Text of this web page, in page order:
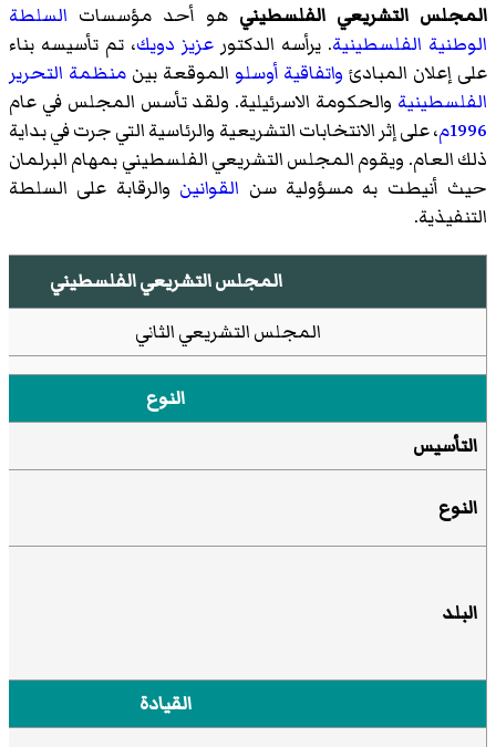
المجلس التشريعي الفلسطيني هو أحد مؤسسات السلطة
الوطنية الفلسطينية. يرأسه الدكتور عزيز دويك، تم تأسيسه بناء
على إعلان المبادئ واتفاقية أوسلو الموقعة بينمنظمة التحرير
الفلسطينية والحكومة الاسرئيلية. ولقد تأسس المجلس في عام
1996م ، على إثر الانتخابات التشريعية والرئاسية التي جرت في بداية
ذلك العام. ويقوم المجلس التشريعي الفلسطيني بمهام البرلمان
حيث أنيطت به مسؤولية سن القوانين والرقابة على السلطة
التنفيذية.
المجلس التشريعي الفلسطيني
المجلس التشريعي الثاني
النوع
التأسيس
النوع
البلد
القيادة